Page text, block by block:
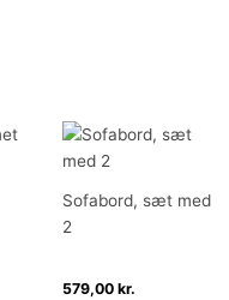
Sofabord, sæt med
2
579,00 kr.